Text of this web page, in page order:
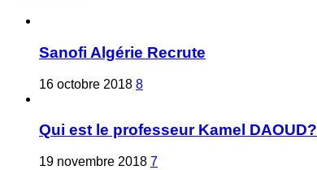
Sanofi Algérie Recrute
16 octobre 2018 8
Qui est le professeur Kamel DAOUD?
19 novembre 2018 7